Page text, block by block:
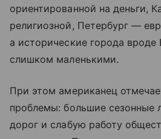
ориентированной на деньги,
религиозной, Петербург —
а исторические города
слишком маленькими.
При этом американец
проблемы: большие сезонные
дорог и слабую работу